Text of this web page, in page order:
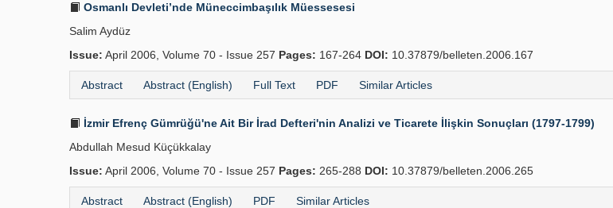
Osmanlı Devleti’nde Müneccimbaşılık Müessesesi
Salim Aydüz
Issue: April 2006, Volume 70 - Issue 257 Pages: 167-264 DOI: 10.37879/belleten.2006.167
Abstract Abstract (English) Full Text PDF Similar Articles
İzmir Efrenç Gümrüğü'ne Ait Bir İrad Defteri'nin Analizi ve Ticarete İlişkin Sonuçları (1797-1799)
Abdullah Mesud Küçükkalay
Issue: April 2006, Volume 70 - Issue 257 Pages: 265-288 DOI: 10.37879/belleten.2006.265
Abstract Abstract (English) PDF Similar Articles